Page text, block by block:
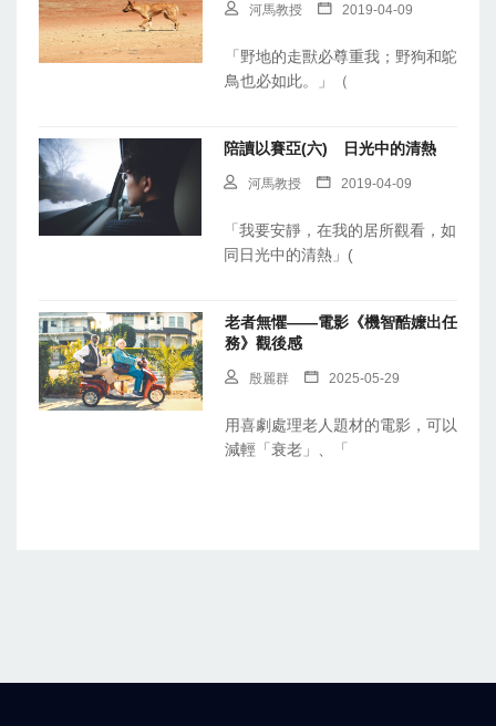
河馬教授 2019-04-09
「野地的走獸必尊重我；野狗和鴕
鳥也必如此。」（
陪讀以賽亞(六) 日光中的清熱
河馬教授 2019-04-09
「我要安靜，在我的居所觀看，如
同日光中的清熱」(
老者無懼——電影《機智酷嬤出任
務》觀後感
殷麗群 2025-05-29
用喜劇處理老人題材的電影，可以
減輕「衰老」、「